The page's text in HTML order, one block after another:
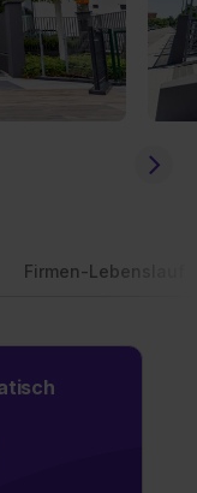
Firmen-Lebenslauf